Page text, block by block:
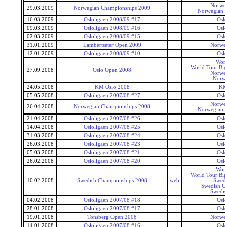
29.03.2009
Norwegian Championships 2009
Norwegian
16.03.2009
Osloligaen 2008/09 #17
09.03.2009
Osloligaen 2008/09 #16
02.03.2009
Osloligaen 2008/09 #15
31.01.2009
Lambertseter Open 2009
12.01.2009
Osloligaen 2008/09 #10
27.09.2008 Oslo Open 2008
World Tour
24.05.2008
KM Oslo 2008
05.05.2008
Osloligaen 2007/08 #27
26.04.2008
Norwegian Championships 2008
Norwegian
21.04.2008
Osloligaen 2007/08 #26
14.04.2008
Osloligaen 2007/08 #25
31.03.2008
Osloligaen 2007/08 #24
26.03.2008
Osloligaen 2007/08 #23
05.03.2008
Osloligaen 2007/08 #21
26.02.2008
Osloligaen 2007/08 #20
10.02.2008 Swedish Championships 2008 web
World Tour
Swedish
04.02.2008
Osloligaen 2007/08 #18
28.01.2008
Osloligaen 2007/08 #17
19.01.2008
Tonsberg Open 2008
14.01.2008
Osloligaen 2007/08 #16